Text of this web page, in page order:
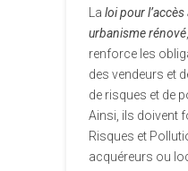
La loi pour
urbanisme rénové
renforce les
des vendeurs et
de risques et de
Ainsi, ils doivent
Risques et
acquéreurs ou